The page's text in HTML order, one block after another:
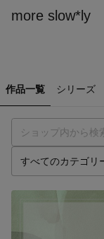
more slow*ly
作品一覧 シリーズ